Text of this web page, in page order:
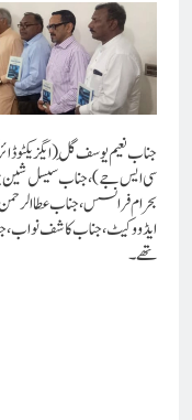
جناب نعیم یوسف گِل (ایگزیکٹو
سی ایس جے) ، جناب سیسل شین
بحرام فرانسس، جناب عطاالرحمن
ایڈووکیٹ، جناب کاشف نواب ،
تھے۔